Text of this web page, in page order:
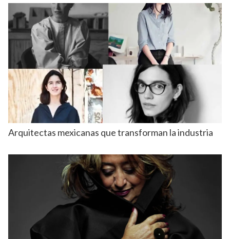
Arquitectas mexicanas que transforman la industria